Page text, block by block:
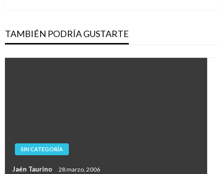
TAMBIÉN PODRÍA GUSTARTE
SIN CATEGORÍA
Jaén Taurino 28 marzo, 2006